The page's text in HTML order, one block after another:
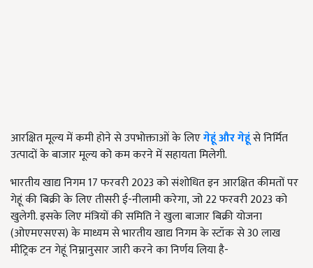
आरक्षित मूल्य में कमी होने से उपभोक्ताओं के लिएगेहूं और गेहूंसे निर्मित
उत्पादों के बाजार मूल्य को कम करने में सहायता मिलेगी.
भारतीय खाद्य निगम17फरवरी 2023 को संशोधित इन आरक्षित कीमतों पर
गेहूं की बिक्री के लिए तीसरी ई-नीलामी करेगा,जो22फरवरी2023को
खुलेगी. इसके लिएमंत्रियों की समिति ने खुला बाजार बिक्री योजना
(ओएमएसएस) के माध्यम से भारतीय खाद्य निगम के स्टॉक से30लाख
मीट्रिक टन गेहूं निम्नानुसार जारी करने का निर्णय लिया है-